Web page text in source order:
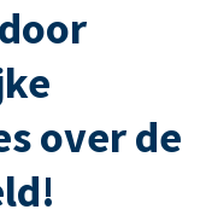
over de